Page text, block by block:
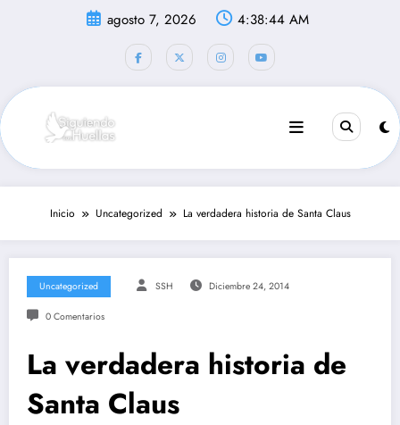
agosto 7, 2026 4:38:44 AM
Inicio Uncategorized La verdadera historia de Santa Claus
Uncategorized SSH Diciembre 24, 2014
0 Comentarios
La verdadera historia de
Santa Claus